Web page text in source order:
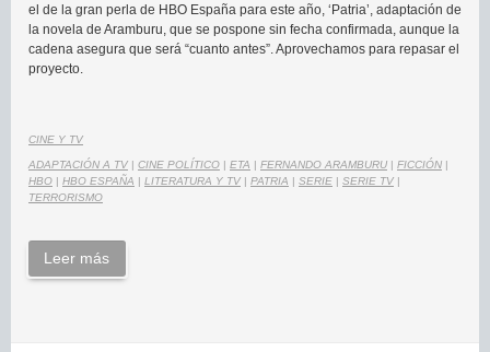
el de la gran perla de HBO España para este año, ‘Patria’, adaptación de
la novela de Aramburu, que se pospone sin fecha confirmada, aunque la
cadena asegura que será “cuanto antes”. Aprovechamos para repasar el
proyecto.
CINE Y TV
ADAPTACIÓN A TV CINE POLÍTICO ETA FERNANDO ARAMBURU FICCIÓN
HBO
HBO ESPAÑA LITERATURA Y TV PATRIA SERIE SERIE TV
TERRORISMO
Leer más